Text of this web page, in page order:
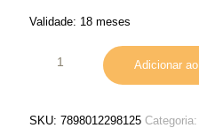
Validade: 18 meses
Adicionar
SKU: 7898012298125 Categoria: